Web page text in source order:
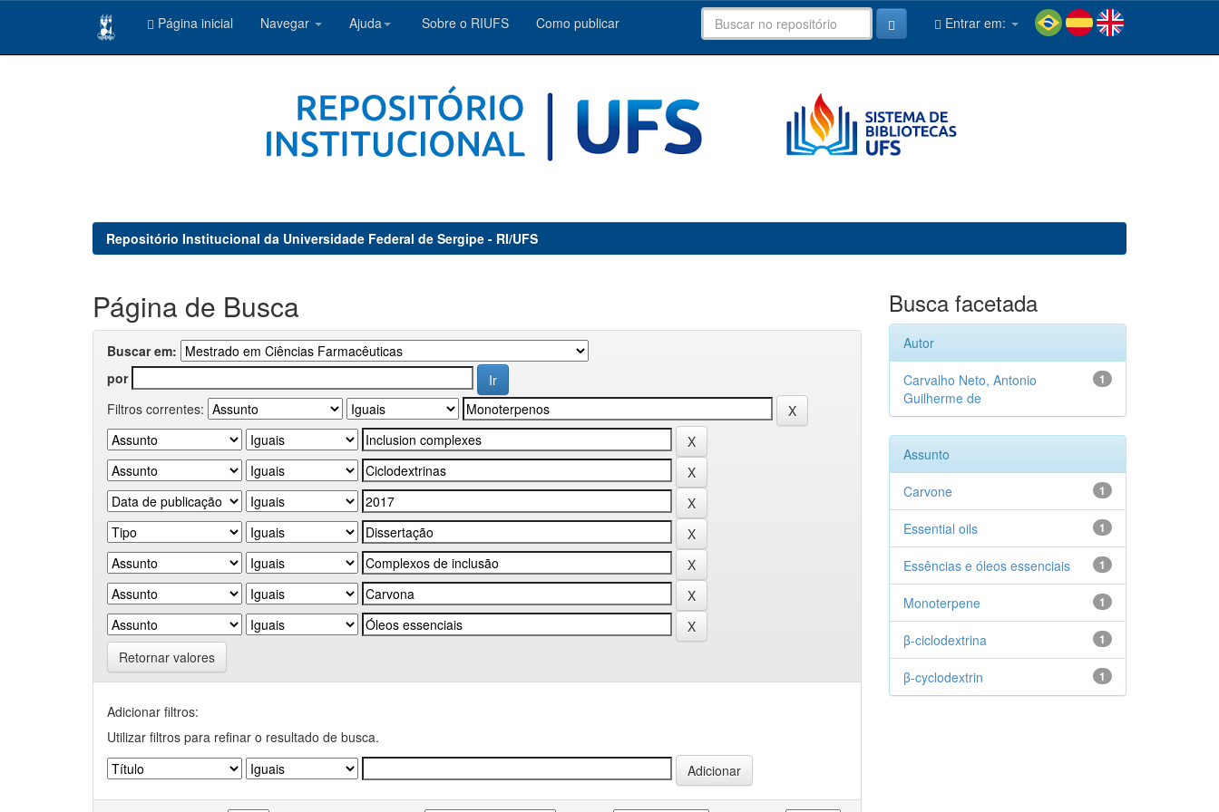
Página inicial Navegar Ajuda Sobre o RIUFS Como publicar Entrar em:
Repositório Institucional da Universidade Federal de Sergipe - RI/UFS
Página de Busca
Buscar em:
por
Filtros correntes:
Retornar valores
Adicionar filtros:
Utilizar filtros para refinar o resultado de busca.
Busca facetada
Autor
1
Carvalho Neto, Antonio
Guilherme de
Assunto
1
Carvone
1
Essential oils
1
Essências e óleos essenciais
1
Monoterpene
1
β-ciclodextrina
1
β-cyclodextrin